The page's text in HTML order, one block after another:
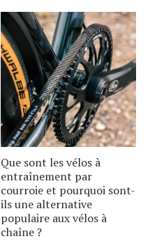
Que sont les vélos à
entraînement par
courroie et pourquoi sont-
ils une alternative
populaire aux vélos à
chaîne ?